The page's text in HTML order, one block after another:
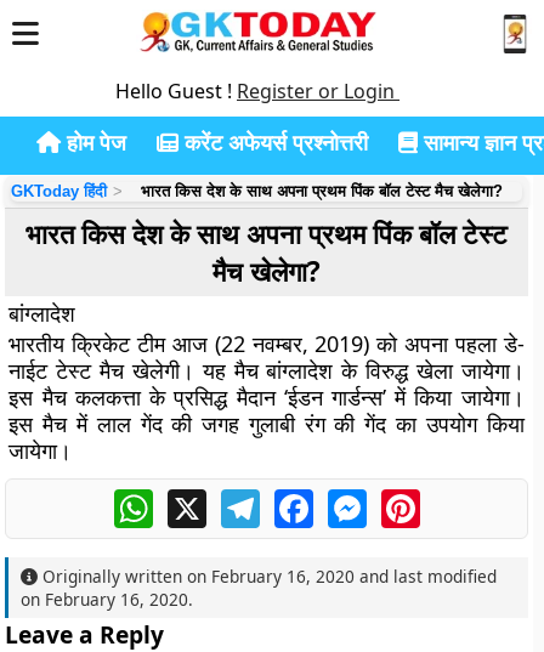
Hello Guest ! Register or Login
होम पेज करेंट अफेयर्स प्रश्नोत्तरी सामान्य ज्ञान
GKToday हिंदी भारत किस देश के साथ अपना प्रथम पिंक बॉल टेस्ट मैच खेलेगा?
भारत किस देश के साथ अपना प्रथम पिंक बॉल टेस्ट
मैच खेलेगा?
बांग्लादेश
भारतीय क्रिकेट टीम आज (22 नवम्बर, 2019) को अपना पहला डे-
नाईट टेस्ट मैच खेलेगी। यह मैच बांग्लादेश के विरुद्ध खेला जायेगा।
इस मैच कलकत्ता के प्रसिद्ध मैदान ‘ईडन गार्डन्स’ में किया जायेगा।
इस मैच में लाल गेंद की जगह गुलाबी रंग की गेंद का उपयोग किया
जायेगा।
WhatsApp
X TelegramFacebookMessengerPinterest
Originally written on February 16, 2020 and last modified
on February 16, 2020.
Leave a Reply